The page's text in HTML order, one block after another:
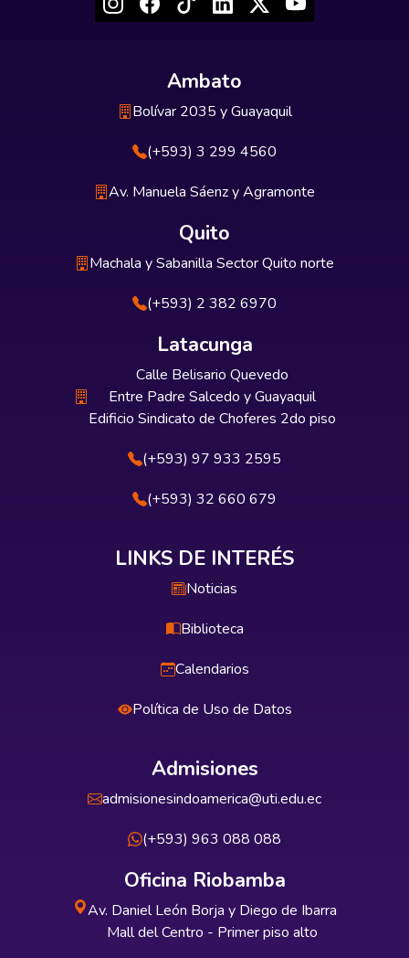
Ambato
Bolívar 2035 y Guayaquil
(+593) 3 299 4560
Av. Manuela Sáenz y Agramonte
Quito
Machala y Sabanilla Sector Quito norte
(+593) 2 382 6970
Latacunga
Calle Belisario Quevedo
Entre Padre Salcedo y Guayaquil
Edificio Sindicato de Choferes 2do piso
(+593) 97 933 2595
(+593) 32 660 679
LINKS DE INTERÉS
Noticias
Biblioteca
Calendarios
Política de Uso de Datos
Admisiones
admisionesindoamerica@uti.edu.ec
(+593) 963 088 088
Oficina Riobamba
Av. Daniel León Borja y Diego de Ibarra
Mall del Centro - Primer piso alto